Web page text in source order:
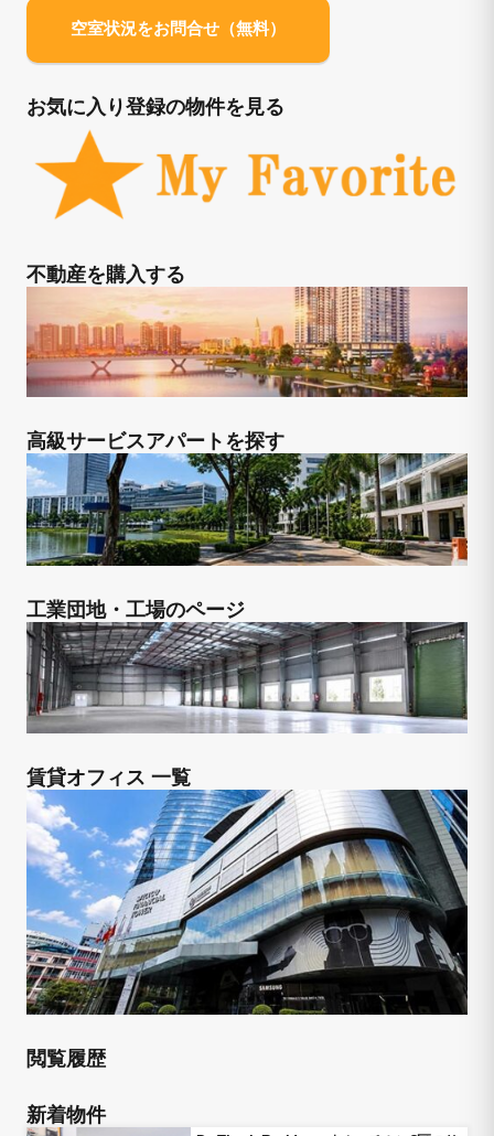
空室状況をお問合せ（無料）
お気に入り登録の物件を見る
不動産を購入する
高級サービスアパートを探す
工業団地・工場のページ
賃貸オフィス 一覧
閲覧履歴
新着物件